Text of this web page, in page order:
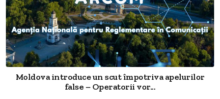
Moldova introduce un scut împotriva apelurilor
false – Operatorii vor...